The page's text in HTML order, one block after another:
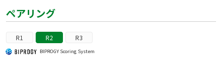
ペアリング
R1 R2 R3
BIPROGY Scoring System